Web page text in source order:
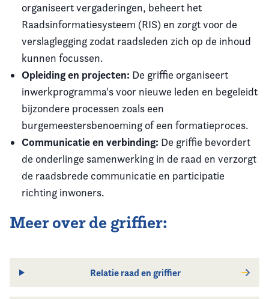
organiseert vergaderingen, beheert het
Raadsinformatiesysteem (RIS) en zorgt voor de
verslaglegging zodat raadsleden zich op de inhoud
kunnen focussen.
Opleiding en projecten: De griffie organiseert
inwerkprogramma's voor nieuwe leden en begeleidt
bijzondere processen zoals een
burgemeestersbenoeming of een formatieproces.
Communicatie en verbinding: De griffie bevordert
de onderlinge samenwerking in de raad en verzorgt
de raadsbrede communicatie en participatie
richting inwoners.
Meer over de griffier:
Relatie raad en griffier